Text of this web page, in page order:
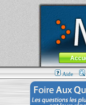
MacBook-fr.com :
Aller au contenu-
Menu
Aide